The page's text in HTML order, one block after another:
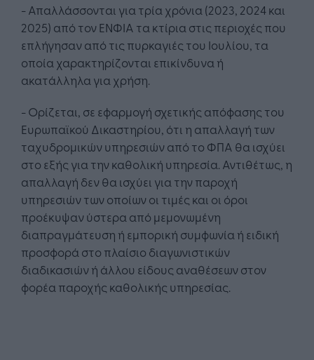
- Απαλλάσσονται για τρία χρόνια (2023, 2024 και
2025) από τον ΕΝΦΙΑ τα κτίρια στις περιοχές που
επλήγησαν από τις πυρκαγιές του Ιουλίου, τα
οποία χαρακτηρίζονται επικίνδυνα ή
ακατάλληλα για χρήση.
- Ορίζεται, σε εφαρμογή σχετικής απόφασης του
Ευρωπαϊκού Δικαστηρίου, ότι η απαλλαγή των
ταχυδρομικών υπηρεσιών από το ΦΠΑ θα ισχύει
στο εξής για την καθολική υπηρεσία. Αντιθέτως, η
απαλλαγή δεν θα ισχύει για την παροχή
υπηρεσιών των οποίων οι τιμές και οι όροι
προέκυψαν ύστερα από μεμονωμένη
διαπραγμάτευση ή εμπορική συμφωνία ή ειδική
προσφορά στο πλαίσιο διαγωνιστικών
διαδικασιών ή άλλου είδους αναθέσεων στον
φορέα παροχής καθολικής υπηρεσίας.